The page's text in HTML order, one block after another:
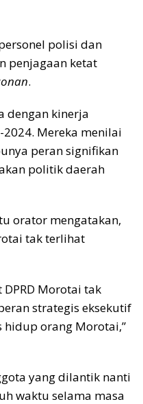
polisi dan
penjagaan ketat
.
dengan kinerja
2024. Mereka menilai
peran signifikan
politik daerah
orator mengatakan,
tak terlihat
Morotai tak
strategis eksekutif
orang Morotai,”
yang dilantik nanti
waktu selama masa